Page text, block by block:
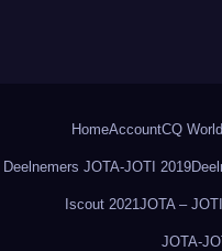
HomeAccountCQ
Deelnemers JOTA-JOTI 2019
Iscout 2021JOTA –
JOTA-